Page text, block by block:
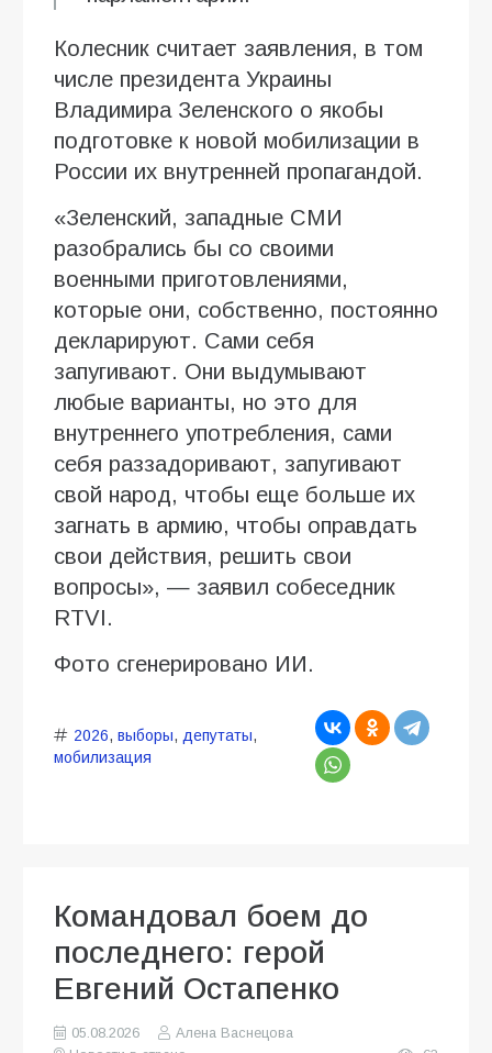
Колесник считает заявления, в том
числе президента Украины
Владимира Зеленского о якобы
подготовке к новой мобилизации в
России их внутренней пропагандой.
«Зеленский, западные СМИ
разобрались бы со своими
военными приготовлениями,
которые они, собственно, постоянно
декларируют. Сами себя
запугивают. Они выдумывают
любые варианты, но это для
внутреннего употребления, сами
себя раззадоривают, запугивают
свой народ, чтобы еще больше их
загнать в армию, чтобы оправдать
свои действия, решить свои
вопросы», — заявил собеседник
RTVI.
Фото сгенерировано ИИ.
2026, выборы, депутаты,
мобилизация
Командовал боем до
последнего: герой
Евгений Остапенко
05.08.2026
Алена Васнецова